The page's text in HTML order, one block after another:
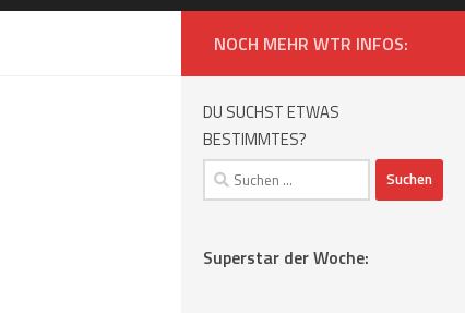
NOCH MEHR WTR INFOS:
DU SUCHST ETWAS
BESTIMMTES?
Suchen
nach:
Superstar der Woche: